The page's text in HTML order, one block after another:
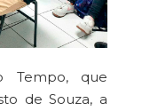
Tempo, que
de Souza, a